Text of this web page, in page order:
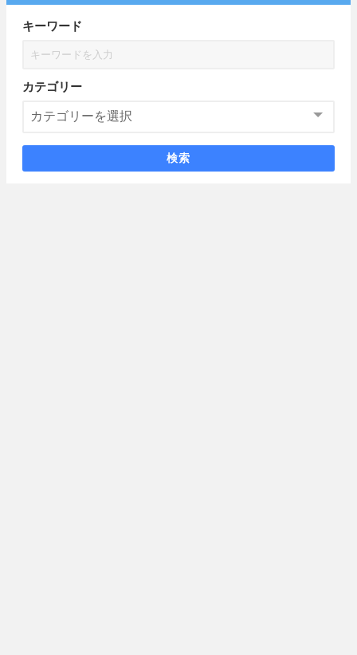
キーワード
カテゴリー
検索